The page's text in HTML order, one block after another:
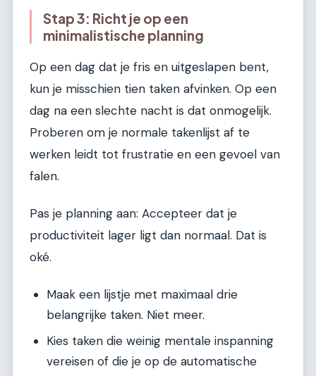
Stap 3: Richt je op een
minimalistische planning
Op een dag dat je fris en uitgeslapen bent,
kun je misschien tien taken afvinken. Op een
dag na een slechte nacht is dat onmogelijk.
Proberen om je normale takenlijst af te
werken leidt tot frustratie en een gevoel van
falen.
Pas je planning aan: Accepteer dat je
productiviteit lager ligt dan normaal. Dat is
oké.
Maak een lijstje met maximaal drie
belangrijke taken. Niet meer.
Kies taken die weinig mentale inspanning
vereisen of die je op de automatische